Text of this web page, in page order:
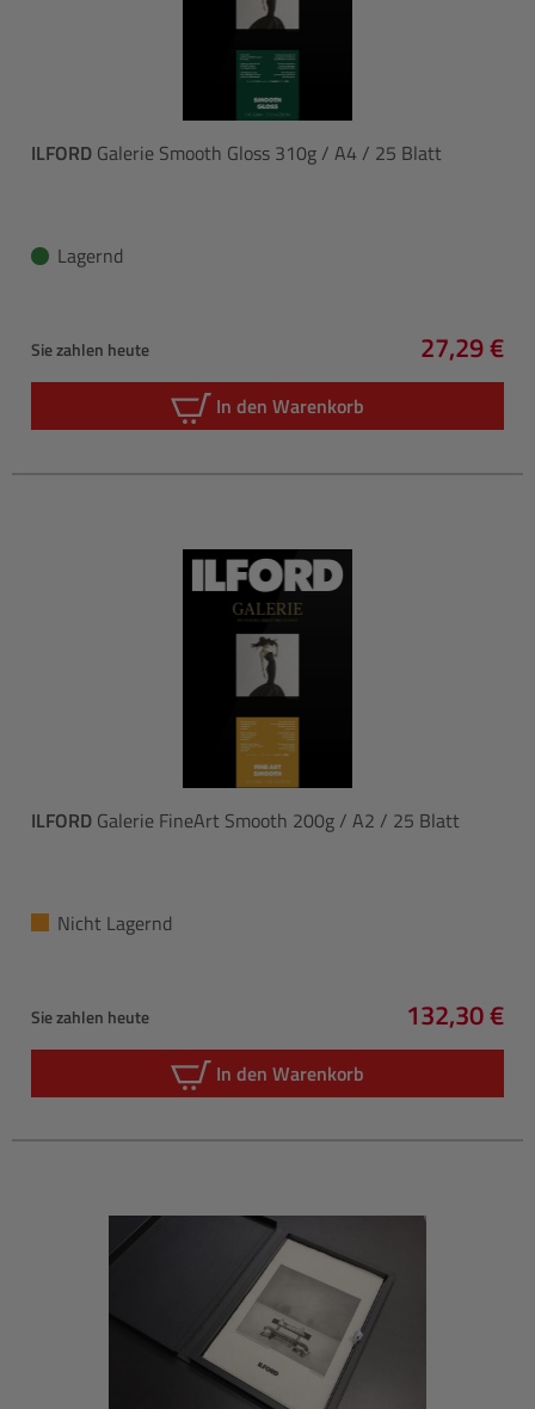
ILFORD Galerie Smooth Gloss 310g / A4 / 25 Blatt
Lagernd
Sie zahlen heute 27,29 €
In den Warenkorb
ILFORD Galerie FineArt Smooth 200g / A2 / 25 Blatt
Nicht Lagernd
Sie zahlen heute
Regulärer
132,30 €
In den Warenkorb